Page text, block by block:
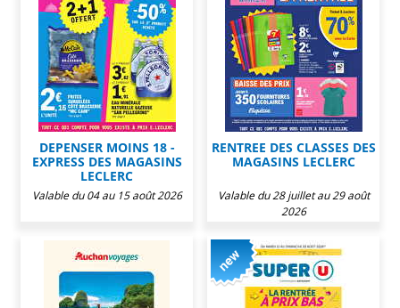
DEPENSER MOINS 18 -
EXPRESS DES MAGASINS
LECLERC
Valable du 04 au 15 août 2026
RENTREE DES CLASSES DES
MAGASINS LECLERC
Valable du 28 juillet au 29 août
2026